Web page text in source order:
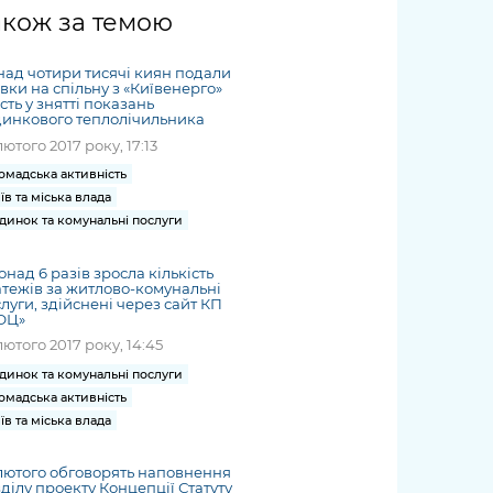
Безбар'єрність
Київська міська військова
адміністрація
Портал послуг
Міський застосунок Київ
Цифровий
Важливе під час
воєнного стану
міській військовій
адміністрації
«Ініціатива
«Партнерство
«Відкритий Уряд» –
місцевий рівень»
Важливе під час
воєнного стану
дій чи
дашборди
та
/
журналіст
ський
запит /
Submitting
a media
request
hospitals
за темою
чотири тисячі киян подали
на спільну з «Київенерго»
у знятті показань
теплолічильника
2017 року, 17:13
активність
та міська влада
та комунальні послуги
6 разів зросла кількість
за житлово-комунальні
здійснені через сайт КП
2017 року, 14:45
та комунальні послуги
активність
та міська влада
обговорять наповнення
проекту Концепції Статуту